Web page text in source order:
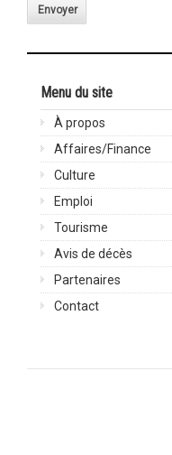
Envoyer
Menu du site
À propos
Affaires/Finance
Culture
Emploi
Tourisme
Avis de décès
Partenaires
Contact